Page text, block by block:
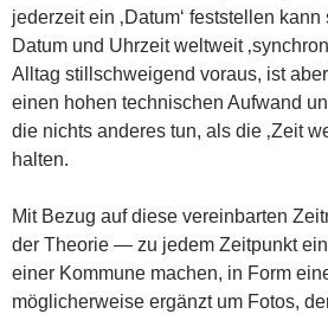
jederzeit ein ‚Datum‘ feststellen kann
Datum und Uhrzeit weltweit
Alltag stillschweigend voraus, ist
einen hohen technischen Aufwand
die nichts anderes tun, als die ‚Zeit
halten.
Mit Bezug auf diese vereinbarten
der Theorie — zu jedem Zeitpunkt
einer Kommune machen, in Form
möglicherweise ergänzt um Fotos,